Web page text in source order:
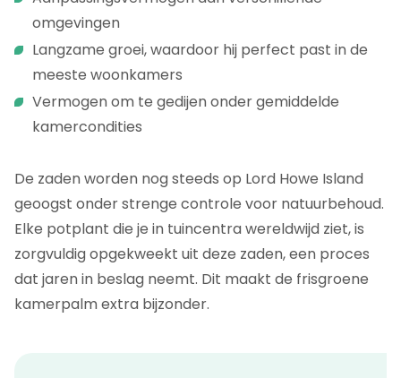
omgevingen
Langzame groei, waardoor hij perfect past in de
meeste woonkamers
Vermogen om te gedijen onder gemiddelde
kamercondities
De zaden worden nog steeds op Lord Howe Island
geoogst onder strenge controle voor natuurbehoud.
Elke potplant die je in tuincentra wereldwijd ziet, is
zorgvuldig opgekweekt uit deze zaden, een proces
dat jaren in beslag neemt. Dit maakt de frisgroene
kamerpalm extra bijzonder.